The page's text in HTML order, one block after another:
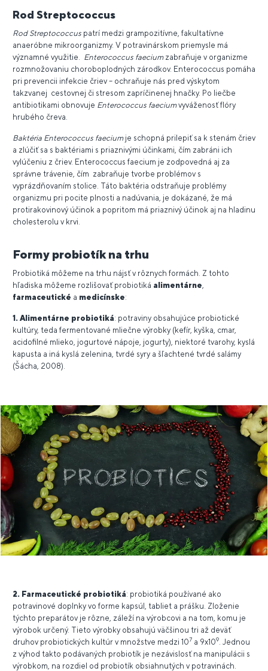
Rod Streptococcus
Rod Streptococcus patrí medzi grampozitívne, fakultatívne
anaeróbne mikroorganizmy. V potravinárskom priemysle má
významné využitie. Enterococcus faeciumzabraňuje v organizme
rozmnožovaniu choroboplodných zárodkov. Enterococcus pomáha
pri prevencii infekcie čriev – ochraňuje nás pred výskytom
takzvanej cestovnej či stresom zapríčinenej hnačky. Po liečbe
antibiotikami obnovuje Enterococcus faeciumvyváženosť flóry
hrubého čreva.
Baktéria Enterococcus faeciumje schopná prilepiť sa k stenám čriev
a zlúčiť sa s baktériami s priaznivými účinkami, čím zabráni ich
vylúčeniu z čriev. Enterococcus faecium je zodpovedná aj za
správne trávenie, čím zabraňuje tvorbe problémov s
vyprázdňovaním stolice. Táto baktéria odstraňuje problémy
organizmu pri pocite plnosti a nadúvania, je dokázané, že má
protirakovinový účinok a popritom má priaznivý účinok aj na hladinu
cholesterolu v krvi.
Formy probiotík na trhu
Probiotiká môžeme na trhu nájsť v rôznych formách. Z tohto
hľadiska môžeme rozlišovať probiotiká alimentárne,
farmaceutické a medicínske:
1. Alimentárne probiotiká: potraviny obsahujúce probiotické
kultúry, teda fermentované mliečne výrobky (kefír, kyška, cmar,
acidofilné mlieko, jogurtové nápoje, jogurty), niektoré tvarohy, kyslá
kapusta a iná kyslá zelenina, tvrdé syry a šľachtené tvrdé salámy
(Šácha, 2008).
2. Farmaceutické probiotiká: probiotiká používané ako
potravinové doplnky vo forme kapsúl, tabliet a prášku. Zloženie
týchto preparátov je rôzne, záleží na výrobcovi a na tom, komu je
výrobok určený. Tieto výrobky obsahujú väčšinou tri až deväť
druhov probiotických kultúr v množstve medzi 107 a 9x109 . Jednou
z výhod takto podávaných probiotík je nezávislosť na manipulácii s
výrobkom, na rozdiel od probiotík obsiahnutých v potravinách.